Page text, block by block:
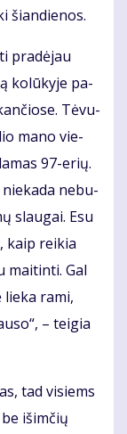
šian­die­nos.
pra­dė­jau
ko­lū­ky­je pa­
Tė­vu­
ma­no vie­
97-erių.
nie­ka­da ne­bu­
slau­gai. Esu
kaip rei­kia
mai­tin­ti. Gal
ra­mi,
– tei­gia
tad vi­siems
iš­im­čių